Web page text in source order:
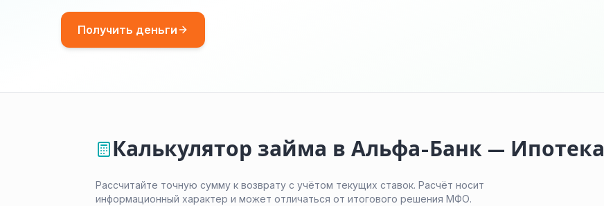
Получить деньги
Калькулятор займа в Альфа-Банк — Ипотека
Рассчитайте точную сумму к возврату с учётом текущих ставок. Расчёт носит
информационный характер и может отличаться от итогового решения МФО.